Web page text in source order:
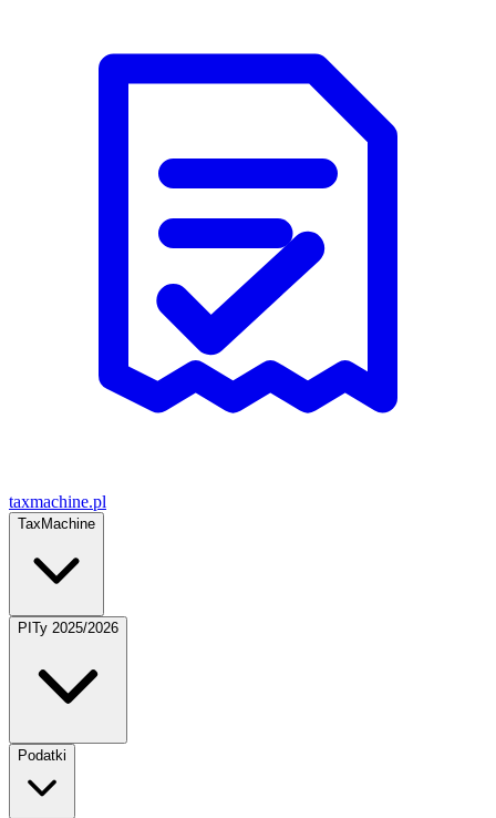
taxmachine.pl
TaxMachine
PITy 2025/2026
Podatki